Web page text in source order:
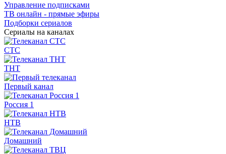
Управление подписками
ТВ онлайн - прямые эфиры
Подборки сериалов
Сериалы на каналах
СТС
ТНТ
Первый канал
Россия 1
НТВ
Домашний